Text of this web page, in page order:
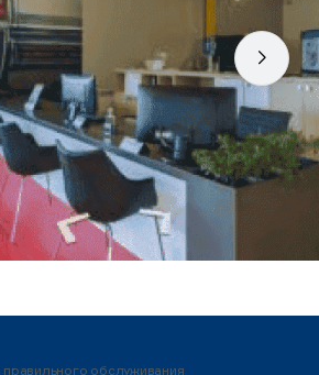
правильного обслуживания